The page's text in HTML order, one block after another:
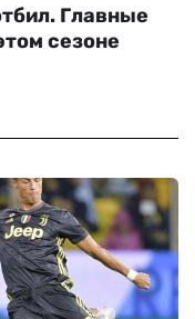
Главные
сезоне